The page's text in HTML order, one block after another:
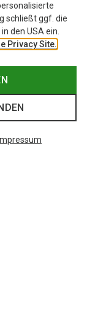
schließt ggf. die
den USA ein.
Privacy Site.
Impressum